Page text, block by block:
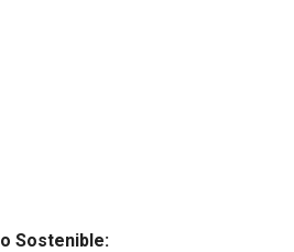
Sostenible: